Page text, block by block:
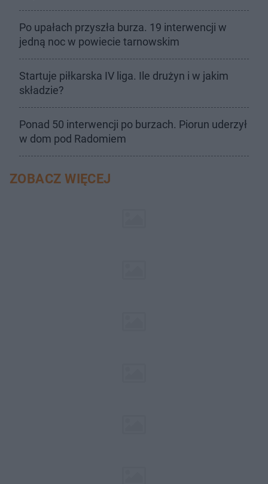
Po upałach przyszła burza. 19 interwencji w
jedną noc w powiecie tarnowskim
Startuje piłkarska IV liga. Ile drużyn i w jakim
składzie?
Ponad 50 interwencji po burzach. Piorun uderzył
w dom pod Radomiem
ZOBACZ WIĘCEJ